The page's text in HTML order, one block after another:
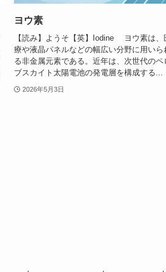
ヨウ素
【読み】ようそ【英】Iodine ヨウ素は、
療や液晶パネルなどの幅広い分野に用いら
る非金属元素である。近年は、次世代のペ
ブスカイト太陽電池の発電層を構成する...
2026年5月3日